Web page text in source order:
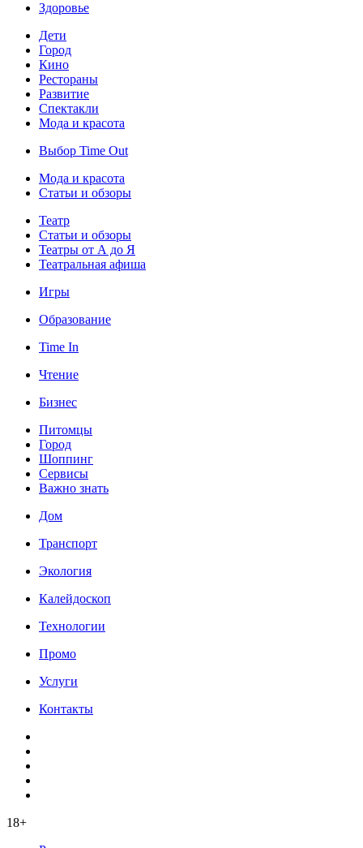
Здоровье
Дети
Город
Кино
Рестораны
Развитие
Спектакли
Мода и красота
Выбор Time Out
Мода и красота
Статьи и обзоры
Театр
Статьи и обзоры
Театры от А до Я
Театральная афиша
Игры
Образование
Time In
Чтение
Бизнес
Питомцы
Город
Шоппинг
Сервисы
Важно знать
Дом
Транспорт
Экология
Калейдоскоп
Технологии
Промо
Услуги
Контакты
18+